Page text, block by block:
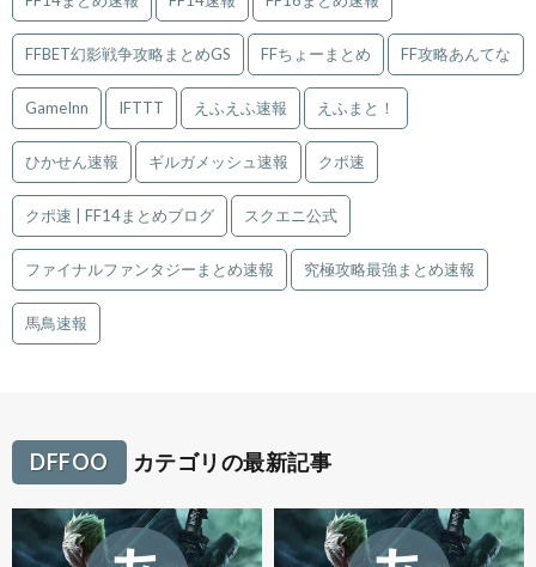
FFBET幻影戦争攻略まとめGS FFちょーまとめ FF攻略あんてな
GameInn IFTTT えふえふ速報 えふまと！
ひかせん速報 ギルガメッシュ速報 クポ速
クポ速 | FF14まとめブログ スクエニ公式
ファイナルファンタジーまとめ速報 究極攻略最強まとめ速報
馬鳥速報
DFFOO カテゴリの最新記事